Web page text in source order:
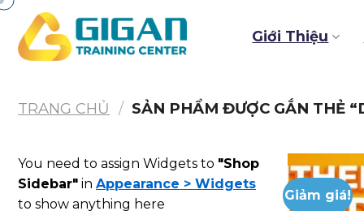
Chuyển
đến
nội
Giới Thiệu
TRANG CHỦ / SẢN PHẨM ĐƯỢC GẮN THẺ
You need to assign Widgets to "Shop
Sidebar" in Appearance > Widgets
to show anything here
Giảm giá!